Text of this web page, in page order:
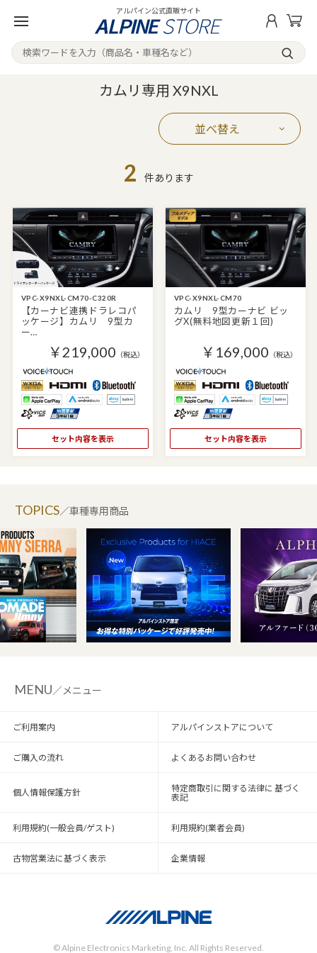
アルパイン公式直販サイト
カムリ専用 X9NXL
並べ替え
2 件あります
VPC-X9NXL-CM70-C320R
【カーナビ連携ドラレコパ
ッケージ】カムリ 9型カ
ー…
￥219,000 （税込）
セット内容を表示
VPC-X9NXL-CM70
カムリ 9型カーナビ ビッ
グX(無料地図更新１回)
￥169,000 （税込）
セット内容を表示
／車種専用商品
MENU／メニュー
ご利用案内 アルパインストアについて
ご購入の流れ よくあるお問い合わせ
個人情報保護方針
特定商取引に関する法律に 基づく
表記
利用規約(一般会員/ゲスト) 利用規約(業者会員)
古物営業法に基づく表示 企業情報
© Alpine Electronics Marketing, Inc. All Rights Reserved.